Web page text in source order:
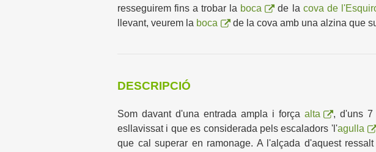
resseguirem fins a trobar la boca de la cova de
llevant, veurem la boca de la cova amb una alzina que
DESCRIPCIÓ
Som davant d'una entrada ampla i força alta , d'uns 7
esllavissat i que es considerada pels escaladors 'l'agulla
que cal superar en ramonage. A l'alçada d'aquest